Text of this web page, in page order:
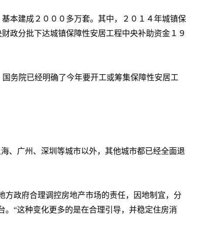
本建成２０００多万套。其中，２０１４年城镇保
政分批下达城镇保障性安居工程中央补助资金１９
务院已经明确了今年要开工或筹集保障性安居工
、广州、深圳等城市以外，其他城市都已经全面退
政府合理调控房地产市场的责任，因地制宜，分
“这种变化更多的是在合理引导，并稳定住房消